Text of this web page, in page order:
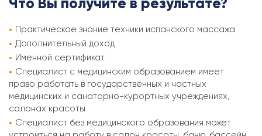
Практическое знание техники испанского массажа
Дополнительный доход
Именной сертификат
Специалист с медицинским образованием имеет
право работать в государственных и частных
медицинских и санаторно-курортных учреждениях,
салонах красоты
Специалист без медицинского образования может